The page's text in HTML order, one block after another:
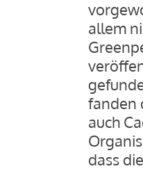
allem
fanden
auch
dass